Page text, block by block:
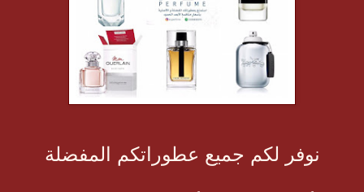
نوفر لكم جميع عطوراتكم المفضلة